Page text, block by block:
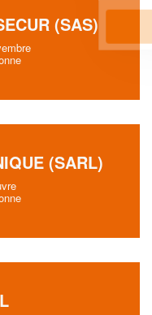
(SAS)
(SARL)
plus